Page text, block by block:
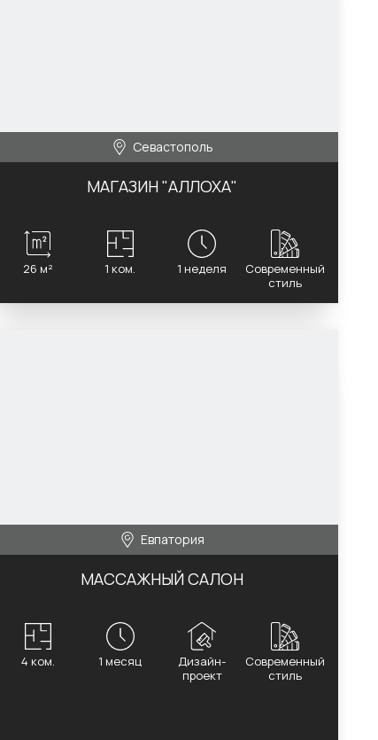
МАГАЗИН "АЛЛОХА"
Севастополь
26 м² 1 ком. 1 неделя
Современный
стиль
МАССАЖНЫЙ САЛОН
Евпатория
4 ком. 1 месяц
Дизайн-
проект
Современный
стиль